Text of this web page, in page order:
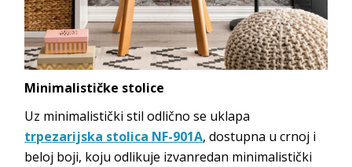
Minimalističke stolice
Uz minimalistički stil odlično se uklapa
trpezarijska stolica NF-901A, dostupna u crnoj i
beloj boji, koju odlikuje izvanredan minimalistički